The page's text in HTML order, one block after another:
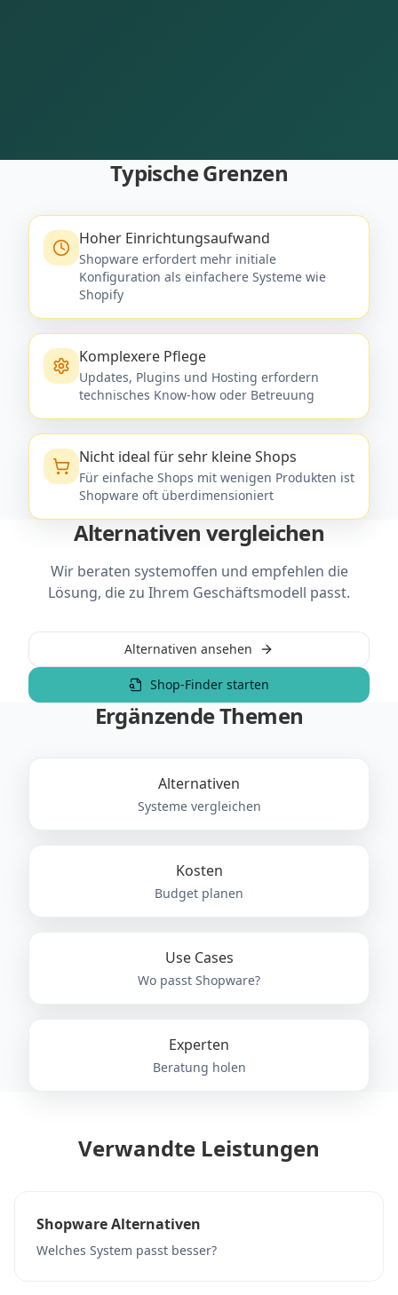
Typische Grenzen
Hoher Einrichtungsaufwand
Shopware erfordert mehr initiale
Konfiguration als einfachere Systeme wie
Shopify
Komplexere Pflege
Updates, Plugins und Hosting erfordern
technisches Know-how oder Betreuung
Nicht ideal für sehr kleine Shops
Für einfache Shops mit wenigen Produkten ist
Shopware oft überdimensioniert
Alternativen vergleichen
Wir beraten systemoffen und empfehlen die
Lösung, die zu Ihrem Geschäftsmodell passt.
Alternativen ansehen
Shop-Finder starten
Ergänzende Themen
Alternativen
Systeme vergleichen
Kosten
Budget planen
Use Cases
Wo passt Shopware?
Experten
Beratung holen
Verwandte Leistungen
Shopware Alternativen
Welches System passt besser?